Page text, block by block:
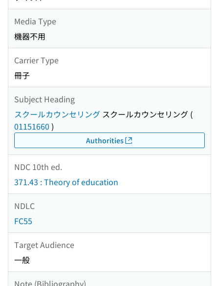
Media Type
機器不用
Carrier Type
冊子
Subject Heading
スクールカウンセリング スクールカウンセリング (
01151660 )
Authorities
NDC 10th ed.
371.43 : Theory of education
NDLC
FC55
Target Audience
一般
Note (Bibliography)